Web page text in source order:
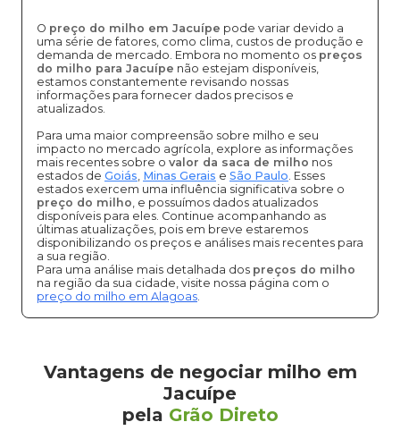
O preço do milho em Jacuípe pode variar devido a
uma série de fatores, como clima, custos de produção e
demanda de mercado. Embora no momento os preços
do milho para Jacuípe não estejam disponíveis,
estamos constantemente revisando nossas
informações para fornecer dados precisos e
atualizados.
Para uma maior compreensão sobre milho e seu
impacto no mercado agrícola, explore as informações
mais recentes sobre o valor da saca de milho nos
estados de Goiás, Minas Gerais e São Paulo. Esses
estados exercem uma influência significativa sobre o
preço do milho, e possuímos dados atualizados
disponíveis para eles. Continue acompanhando as
últimas atualizações, pois em breve estaremos
disponibilizando os preços e análises mais recentes para
a sua região.
Para uma análise mais detalhada dos preços do milho
na região da sua cidade, visite nossa página com o
preço do milho em Alagoas.
Vantagens de negociar milho em
Jacuípe
pela Grão Direto